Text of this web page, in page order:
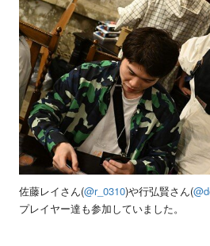
佐藤レイさん(@r_0310)や行弘賢さん(
プレイヤー達も参加していました。